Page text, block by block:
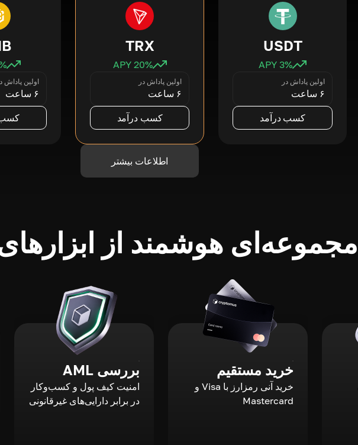
USDT
3% APY
اولین پاداش در
۶ ساعت
کسب درآمد
TRX
20% APY
اولین پاداش در
۶ ساعت
کسب درآمد
اولین پاداش
۶ ساعت
کسب
اطلاعات بیشتر
مجموعه‌ای هوشمند از ابزارهای
خرید مستقیم
خرید آنی رمزارز با Visa و
Mastercard
بررسی AML
امنیت کیف پول و کسب‌وکار
در برابر دارایی‌های غیرقانونی